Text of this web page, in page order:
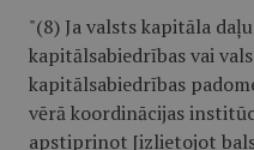
"(8) Ja valsts kapitāla
kapitālsabiedrības vai
kapitālsabiedrības
vērā koordinācijas
apstiprinot [izlietojot